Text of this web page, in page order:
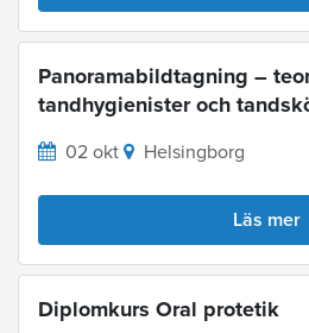
Panoramabildtagning –
tandhygienister och
02 okt Helsingborg
Läs mer
Diplomkurs Oral protetik